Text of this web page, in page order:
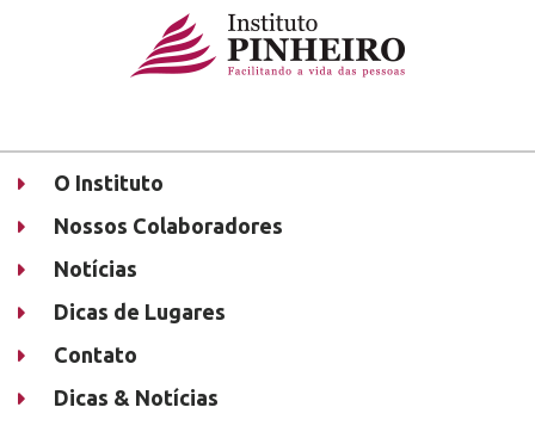
O Instituto
Nossos Colaboradores
Notícias
Dicas de Lugares
Contato
Dicas & Notícias